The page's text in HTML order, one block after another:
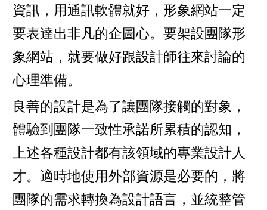
資訊，用通訊軟體就好，形象網站一定
要表達出非凡的企圖心。要架設團隊形
象網站，就要做好跟設計師往來討論的
心理準備。
良善的設計是為了讓團隊接觸的對象，
體驗到團隊一致性承諾所累積的認知，
上述各種設計都有該領域的專業設計人
才。適時地使用外部資源是必要的，將
團隊的需求轉換為設計語言，並統整管